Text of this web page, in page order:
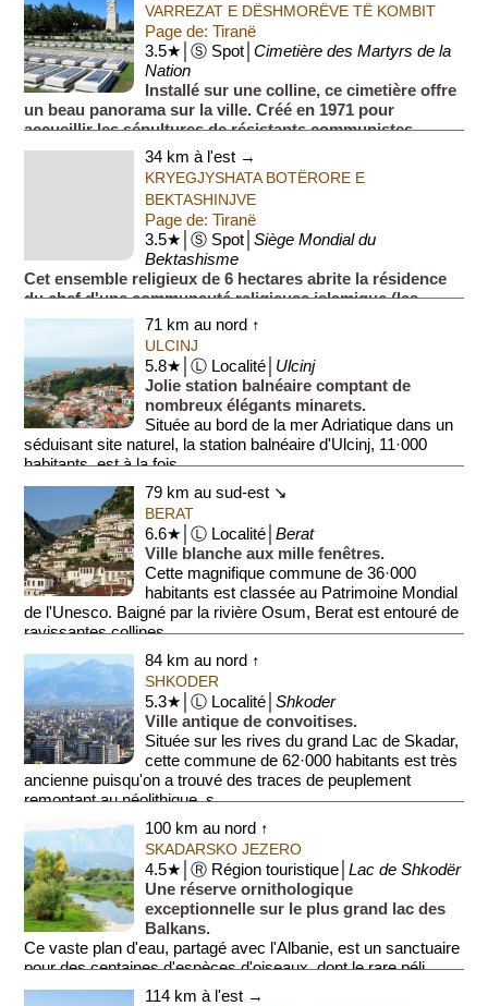
VARREZAT E DËSHMORËVE TË KOMBIT
Page de: Tiranë
3.5★│Ⓢ Spot│Cimetière des Martyrs de la
Nation
Installé sur une colline, ce cimetière offre
un beau panorama sur la ville. Créé en 1971 pour
accueillir les sépultures de résistants communistes
exécutés par les Nazis entre 1939 et 1944, à la chu...
34 km à l'est →
KRYEGJYSHATA BOTËRORE E
BEKTASHINJVE
Page de: Tiranë
3.5★│Ⓢ Spot│Siège Mondial du
Bektashisme
Cet ensemble religieux de 6 hectares abrite la résidence
du chef d'une communauté religieuse islamique (les
Bektashis) comptant 7 millions d'adeptes dans le monde,
un mouvement considéré comme une ...
71 km au nord ↑
ULCINJ
5.8★│Ⓛ Localité│ Ulcinj
Jolie station balnéaire comptant de
nombreux élégants minarets.
Située au bord de la mer Adriatique dans un
séduisant site naturel, la station balnéaire d'Ulcinj, 11·000
habitants, est à la fois ...
79 km au sud-est ↘
BERAT
6.6★│Ⓛ Localité│Berat
Ville blanche aux mille fenêtres.
Cette magnifique commune de 36·000
habitants est classée au Patrimoine Mondial
de l'Unesco. Baigné par la rivière Osum, Berat est entouré de
ravissantes collines, ...
84 km au nord ↑
SHKODER
5.3★│Ⓛ Localité│Shkoder
Ville antique de convoitises.
Située sur les rives du grand Lac de Skadar,
cette commune de 62·000 habitants est très
ancienne puisqu'on a trouvé des traces de peuplement
remontant au néolithique, s...
100 km au nord ↑
SKADARSKO JEZERO
4.5★│Ⓡ Région touristique│Lac de Shkodër
Une réserve ornithologique
exceptionnelle sur le plus grand lac des
Balkans.
Ce vaste plan d'eau, partagé avec l'Albanie, est un sanctuaire
pour des centaines d'espèces d'oiseaux, dont le rare péli...
114 km à l'est →